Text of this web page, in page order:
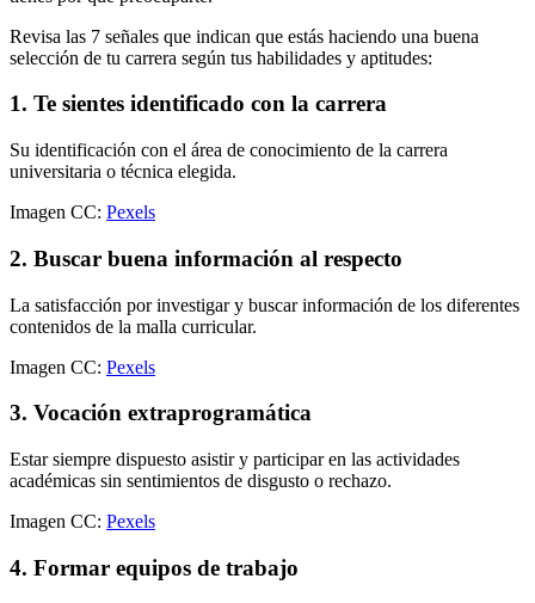
Revisa las 7 señales que indican que estás haciendo una buena
selección de tu carrera según tus habilidades y aptitudes:
1. Te sientes identificado con la carrera
Su identificación con el área de conocimiento de la carrera
universitaria o técnica elegida.
Imagen CC: Pexels
2. Buscar buena información al respecto
La satisfacción por investigar y buscar información de los diferentes
contenidos de la malla curricular.
Imagen CC: Pexels
3. Vocación extraprogramática
Estar siempre dispuesto asistir y participar en las actividades
académicas sin sentimientos de disgusto o rechazo.
Imagen CC: Pexels
4. Formar equipos de trabajo